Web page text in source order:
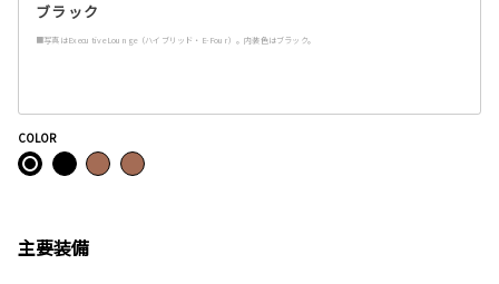
ブラック
■写真はExecutive Lounge（ハイブリッド・E-Four）。内装色はブラック。
COLOR
主要装備